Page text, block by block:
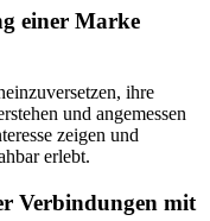
einer Marke
ihre
und angemessen
zeigen und
erlebt.
Verbindungen mit